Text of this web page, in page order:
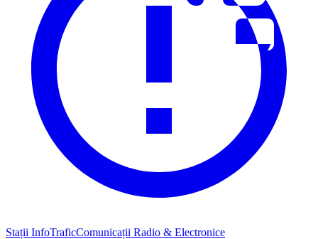
Stații InfoTraficComunicații Radio & Electronice